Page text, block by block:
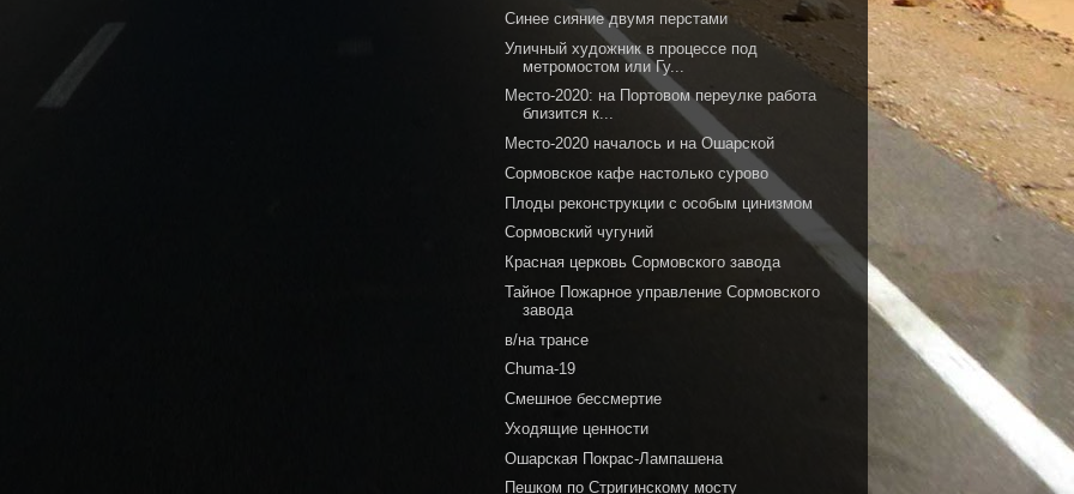
Синее сияние двумя перстами
Уличный художник в процессе под
метромостом или Гу...
Место-2020: на Портовом переулке работа
близится к...
Место-2020 началось и на Ошарской
Сормовское кафе настолько сурово
Плоды реконструкции с особым цинизмом
Сормовский чугуний
Красная церковь Сормовского завода
Тайное Пожарное управление Сормовского
завода
в/на трансе
Chuma-19
Смешное бессмертие
Уходящие ценности
Ошарская Покрас-Лампашена
Пешком по Стригинскому мосту